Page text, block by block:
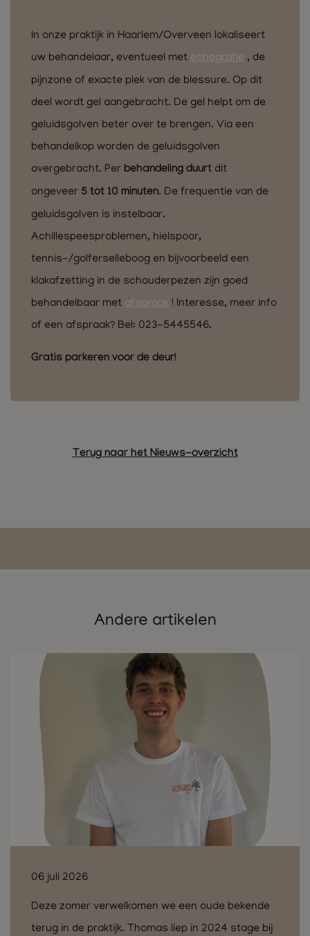
In onze praktijk in Haarlem/Overveen lokaliseert
uw behandelaar, eventueel met echografie , de
pijnzone of exacte plek van de blessure. Op dit
deel wordt gel aangebracht. De gel helpt om de
geluidsgolven beter over te brengen. Via een
behandelkop worden de geluidsgolven
overgebracht. Per behandeling duurt dit
ongeveer 5 tot 10 minuten. De frequentie van de
geluidsgolven is instelbaar.
Achillespeesproblemen, hielspoor,
tennis-/golferselleboog en bijvoorbeeld een
klakafzetting in de schouderpezen zijn goed
behandelbaar met afspraak ! Interesse, meer info
of een afspraak? Bel: 023-5445546.
Gratis parkeren voor de deur!
Terug naar het Nieuws-overzicht
Andere artikelen
06 juli 2026
Deze zomer verwelkomen we een oude bekende
terug in de praktijk. Thomas liep in 2024 stage bij